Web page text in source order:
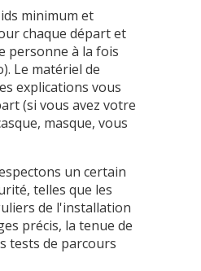
minimum et
chaque départ et
personne à la fois
Le matériel de
explications vous
(si vous avez votre
masque, vous
un certain
telles que les
de l'installation
précis, la tenue de
tests de parcours